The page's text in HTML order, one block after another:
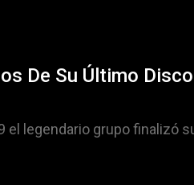
De Su Último
el legendario grupo finalizó